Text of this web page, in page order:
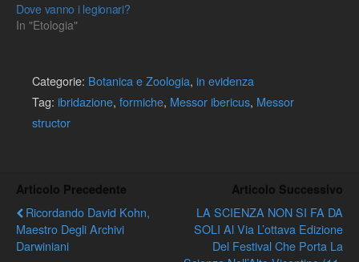
Dove vanno i legionari?
In "Etologia"
Categorie: Botanica e Zoologia, in evidenza
Tag: ibridazione, formiche, Messor ibericus, Messor
structor
Articolo Precedente
Ricordando David Kohn,
Maestro Degli Archivi
Darwiniani
Articolo Successivo
LA SCIENZA NON SI FA DA
SOLI Al Via L’ottava Edizione
Del Festival Che Porta La